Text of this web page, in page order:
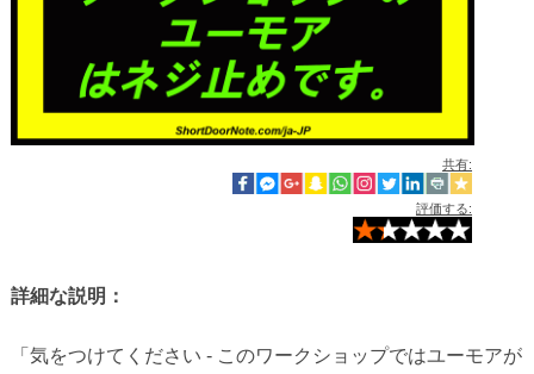
共有:
評価する:
詳細な説明：
「気をつけてください - このワークショップではユーモアが